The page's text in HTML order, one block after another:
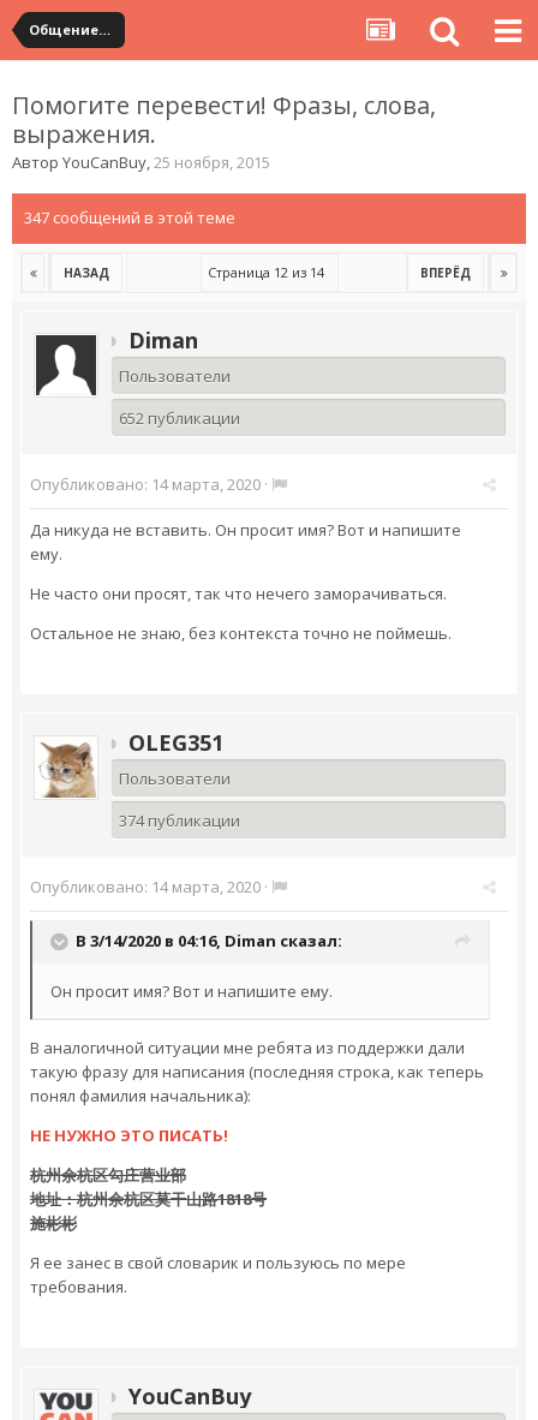
Общение с продавцами. Использование WangWang и TradeManager
Помогите перевести! Фразы, слова,
выражения.
Автор YouCanBuy,25 ноября, 2015
347 сообщений в этой теме
НАЗАД ВПЕРЁД
Страница 12 из 14
Diman
Пользователи
652 публикации
Опубликовано: 14 марта, 2020 ·
Да никуда не вставить. Он просит имя? Вот и напишите
ему.
Не часто они просят, так что нечего заморачиваться.
Остальное не знаю, без контекста точно не поймешь.
OLEG351
Пользователи
374 публикации
Опубликовано: 14 марта, 2020 ·
В 3/14/2020 в 04:16, Diman сказал:
Он просит имя? Вот и напишите ему.
В аналогичной ситуации мне ребята из поддержки дали
такую фразу для написания (последняя строка, как теперь
понял фамилия начальника):
НЕ НУЖНО ЭТО ПИСАТЬ!
杭州余杭区勾庄营业部
地址：杭州余杭区莫干山路1818号
施彬彬
Я ее занес в свой словарик и пользуюсь по мере
требования.
YouCanBuy